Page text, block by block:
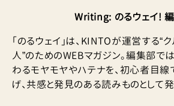
Writing: のるウェイ!
「のるウェイ」は、KINTOが運営する“
人”のためのWEBマガジン。編集部では
わるモヤモヤやハテナを、初心者目線
げ、共感と発見のある読みものとして発